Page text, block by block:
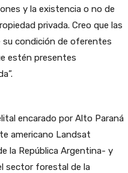
y la existencia o no de
privada. Creo que las
condición de oferentes
estén presentes
encarado por Alto Paraná
americano Landsat
la República Argentina- y
sector forestal de la